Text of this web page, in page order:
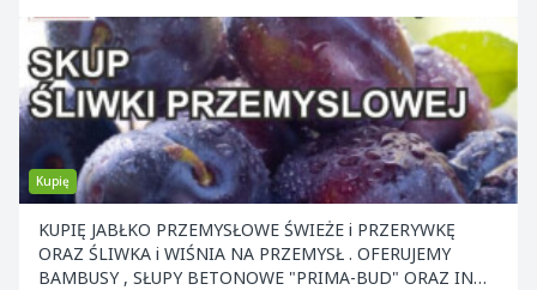
Kupię
KUPIĘ JABŁKO PRZEMYSŁOWE ŚWIEŻE i PRZERYWKĘ
ORAZ ŚLIWKA i WIŚNIA NA PRZEMYSŁ . OFERUJEMY
BAMBUSY , SŁUPY BETONOWE "PRIMA-BUD" ORAZ INNE